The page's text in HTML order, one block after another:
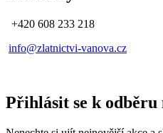
+420 608 233 218
info@zlatnictvi-vanova.cz
Přihlásit se k odběru